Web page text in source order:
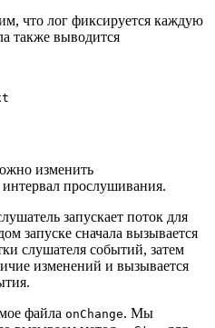
что лог фиксируется каждую
также выводится
изменить
прослушивания.
запускает поток для
запуске сначала вызывается
слушателя событий, затем
изменений и вызывается
файла onChange. Мы